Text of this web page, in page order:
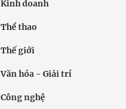
Kinh doanh
Thể thao
Thế giới
Văn hóa - Giải trí
Công nghệ